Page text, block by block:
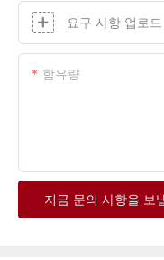
요구 사항 업로드
함유량
지금 문의 사항을 보